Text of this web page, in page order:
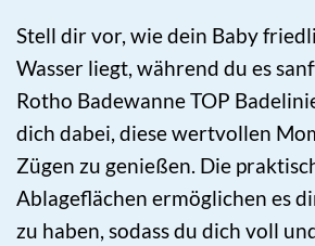
Stell dir vor, wie dein Baby
Wasser liegt, während du es
Rotho Badewanne TOP
dich dabei, diese wertvollen
Zügen zu genießen. Die
Ablageflächen ermöglichen es
zu haben, sodass du dich voll